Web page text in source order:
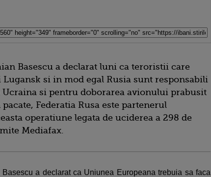
Basescu a declarat luni ca teroristii care
Lugansk si in mod egal Rusia sunt responsabili
si pentru doborarea avionului prabusit
Federatia Rusa este partenerul
operatiune legata de uciderea a 298 de
Mediafax.
Basescu a declarat ca Uniunea Europeana trebuia sa faca